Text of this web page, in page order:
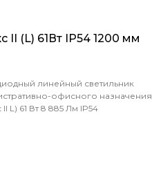
II (L) 61Вт IP54 1200 мм
линейный светильник
офисного назначения
L) 61 Вт 8 885 Лм IP54